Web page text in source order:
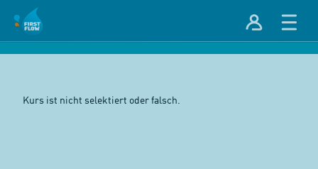
Kurs ist nicht selektiert oder falsch.